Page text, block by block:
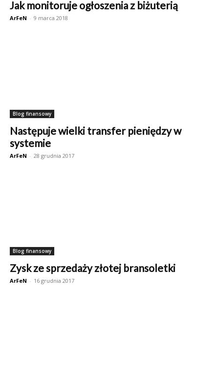
Jak monitoruje ogłoszenia z biżuterią
ArFeN - 9 marca 2018
Blog finansowy
Następuje wielki transfer pieniędzy w
systemie
ArFeN - 28 grudnia 2017
Blog finansowy
Zysk ze sprzedaży złotej bransoletki
ArFeN - 16 grudnia 2017